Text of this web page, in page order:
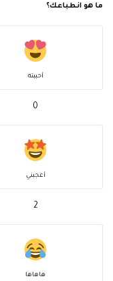
ما هو انطباعك؟
أحببته
0
أعجبني
2
هاهاها